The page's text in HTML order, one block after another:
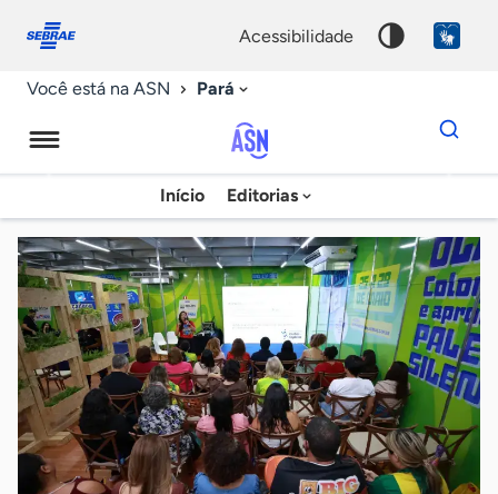
conosco
acessibilidade
Você está na ASN Pará
Agência
Sebrae
de
Notícias
Início Editorias
Dados
para
chave